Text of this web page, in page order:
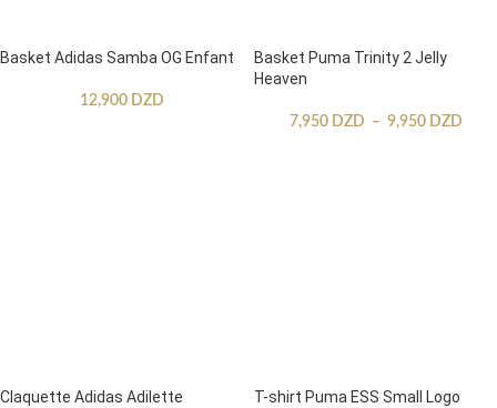
Basket Adidas Samba OG Enfant
12,900 DZD
Basket Puma Trinity 2 Jelly
Heaven
7,950 DZD – 9,950 DZD
Claquette Adidas Adilette T-shirt Puma ESS Small Logo